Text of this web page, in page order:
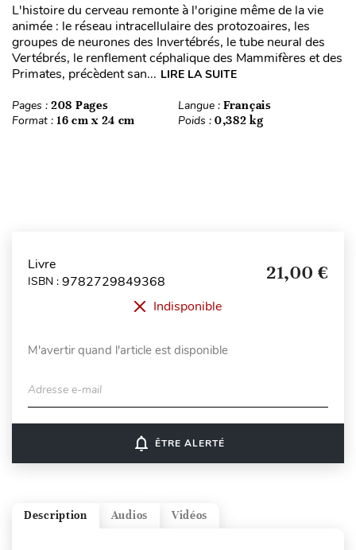
L'histoire du cerveau remonte à l'origine même de la vie
animée : le réseau intracellulaire des protozoaires, les
groupes de neurones des Invertébrés, le tube neural des
Vertébrés, le renflement céphalique des Mammifères et des
Primates, précèdent san... LIRE LA SUITE
Pages : 208 Pages Langue : Français
Format : 16 cm x 24 cm Poids : 0,382 kg
Livre
ISBN : 9782729849368 21,00 €
Indisponible
M'avertir quand l'article est disponible
Adresse e-mail
notifications_none ÊTRE ALERTÉ
Vidéos
Audios
Description